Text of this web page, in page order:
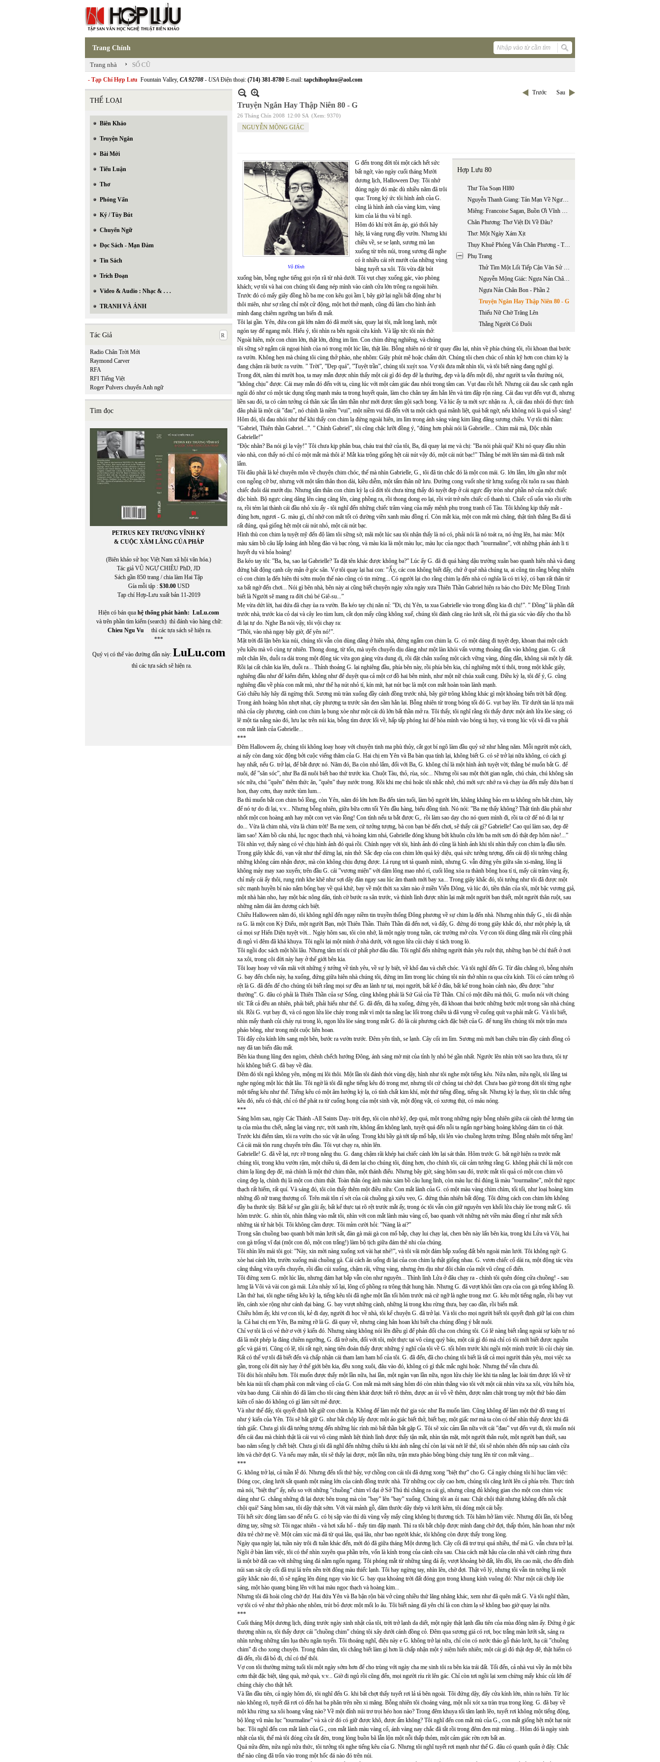
Trang Chính
Trang nhà › SỐ CŨ
- Tạp Chí Hợp Lưu Fountain Valley, CA 92708 - USAĐiện thoại: (714) 381-8780 E-mail: tapchihopluu@aol.com
THỂ LOẠI
Biên Khảo
Truyện Ngắn
Bài Mới
Tiểu Luận
Thơ
Phỏng Vấn
Ký / Tùy Bút
Chuyển Ngữ
Đọc Sách - Mạn Đàm
Tin Sách
Trích Đoạn
Video & Audio : Nhạc & . . .
TRANH VÀ ẢNH
Tác Giả
Radio Chân Trời Mới
Raymond Carver
RFA
RFI Tiếng Việt
Roger Pulvers chuyển Anh ngữ
Tìm đọc
PETRUS KEY TRƯƠNG VĨNH KÝ
& CUỘC XÂM LĂNG CỦA PHÁP
(Biên khảo sử học Việt Nam xã hội văn hóa.)
Tác giả VŨ NGỰ CHIÊU PhD, JD
Sách gần 850 trang / chia làm Hai Tập
Gía mỗi tập : $30.00USD
Tạp chí Hợp-Lưu xuất bản 11-2019
Hiện có bán qua hệ thống phát hành: LuLu.com
và trên phần tìm kiếm (search) thì đánh vào hàng chữ:
Chieu Ngu Vu thì các tựa sách sẽ hiện ra.
***
Quý vị có thể vào đường dẫn này: LuLu.com
thì các tựa sách sẽ hiện ra.
Trước Sau
Truyện Ngắn Hay Thập Niên 80 - G
26 Tháng Chín 2008 12:00 SA (Xem: 9370)
NGUYỄN MỘNG GIÁC
Hợp Lưu 80
Thư Tòa Soạn Hl80
Nguyễn Thanh Giang: Tản Mạn Về Người Viết Tiến Quân Ca
Miêng: Francoise Sagan, Buồn Ơi Vĩnh Biệt
Chân Phương: Thơ Việt Đi Về Đâu?
Thơ: Một Ngày Xám Xịt
Thụy Khuê Phỏng Vấn Chân Phương - Tình Hình Thơ Ca Việt Nam Hôm Nay
Phụ Trang
Thử Tìm Một Lối Tiếp Cận Văn Sử Học Về Hai Mươi Nhăm Năm Văn Học Việt Nam Hải Ngoại 1975 - 2000
Nguyễn Mộng Giác: Ngựa Nản Chân Bon - Phần 1
Ngựa Nản Chân Bon - Phần 2
Truyện Ngắn Hay Thập Niên 80 - G
Thiếu Nữ Chờ Trăng Lên
Thằng Người Có Đuôi
Võ Đình
G đến trong đời tôi một cách hết sức
bất ngờ, vào ngày cuối tháng Mười
dương lịch, Halloween Day. Tôi nhớ
đúng ngày đó mặc dù nhiều năm đã trôi
qua: Trong ký ức tôi hình ảnh của G.
cũng là hình ảnh của vàng kim, vàng
kim của lá thu và bí ngô.
Hôm đó khí trời ấm áp, gió thổi hây
hây, lá vàng rụng đầy vườn. Nhưng khi
chiều về, se se lạnh, sương mù lan
xuống từ trên núi, trong sương đã nghe
có ít nhiều cái rét mướt của những vùng
băng tuyết xa xôi. Tôi vừa đặt bút
xuống bàn, bỗng nghe tiếng gọi rộn rã từ nhà dưới. Tôi vụt chạy xuống gác, vào phòng
khách; vợ tôi và hai con chúng tôi đang nép mình vào cánh cửa lớn trông ra ngoài hiên.
Trước đó có mấy giây đồng hồ ba mẹ con kêu gọi ầm ĩ, bây giờ lại ngồi bất động như bị
thôi miên, như sợ rằng chỉ một cử động, một hơi thở mạnh, cũng đủ làm cho hình ảnh
mình đang chiêm ngưỡng tan biến đi mất.
Tôi lại gần. Yên, đứa con gái lớn năm đó đã mười sáu, quay lại tôi, mắt long lanh, một
ngón tay để ngang môi. Hiểu ý, tôi nhìn ra bên ngoài cửa kính. Và lập tức tôi nín thở:
Ngoài hiên, một con chim lớn, thật lớn, đứng im lìm. Con chim đứng nghiêng, và chúng
tôi sững sờ ngắm cái ngoại hình của nó trong một lúc lâu, thật lâu. Bỗng nhiên nó từ từ quay đầu lại, nhìn về phía chúng tôi, rồi khoan thai bước
ra vườn. Không hẹn mà chúng tôi cùng thở phào, nhẹ nhõm: Giây phút mê hoặc chấm dứt. Chúng tôi chen chúc cố nhìn kỹ hơn con chim kỳ lạ
đang chậm rãi bước ra vườn. ” Trời”, ”Đẹp quá”, ”Tuyệt trần”, chúng tôi xuýt xoa. Vợ tôi đưa mắt nhìn tôi, và tôi biết nàng đang nghĩ gì.
Trong đời, năm thì mười họa, ta may mắn được nhìn thấy một cái gì đó đẹp đẽ lạ thường, đẹp và lạ đến một độ, như người ta vẫn thường nói,
”không chịu” được. Cái may mắn đó đến với ta, cùng lúc với một cảm giác đau nhói trong tâm can. Vụt đau rồi hết. Nhưng cái đau sắc cạnh ngắn
ngủi đó như có một tác dụng tống mạnh máu ta trong huyết quản, làm cho chân tay ấm hẳn lên và tim đập rộn ràng. Cái đau vụt đến vụt đi, nhưng
liền sau đó, ta có cảm tưởng cả thân xác lẫn tâm thần như mới được tắm gội sạch bong. Và lúc ấy ta mới sực nhận ra. À, cái đau nhói đó thực tình
đâu phải là một cái ”đau”, nó chính là niềm ”vui”, một niềm vui đã đến với ta một cách quá mãnh liệt, quá bất ngờ, nếu không nói là quá sỗ sàng!
Hôm đó, tôi đau nhói như thế khi thấy con chim lạ đứng ngoài hiên, im lìm trong ánh sáng vàng kim lãng đãng sương chiều. Vợ tôi thì thầm:
”Gabriel, Thiên thần Gabriel...”. ” Chính Gabriel”, tôi cũng chặc lưỡi đồng ý, “đúng hơn phải nói là Gabrielle... Chim mái mà, Độc nhãn
Gabrielle!”
“Độc nhãn? Ba nói gì lạ vậy!” Tôi chưa kịp phân bua, cháu trai thứ của tôi, Ba, đã quay lại mẹ và chị: ”Ba nói phải quá! Khi nó quay đầu nhìn
vào nhà, con thấy nó chỉ có một mắt mà thôi à! Mắt kia trông giống hệt cái nút vậy đó, một cái nút bạc!” Thằng bé mới lên tám mà đã tinh mắt
lắm.
Tôi đâu phải là kẻ chuyên môn về chuyện chim chóc, thế mà nhìn Gabrielle, G., tôi đã tin chắc đó là một con mái. G. lớn lắm, lớn gần như một
con ngỗng cỡ bự, nhưng với một tấm thân thon dài, kiều diễm, một tấm thân nữ lưu. Đường cong vuốt nhẹ từ lưng xuống rồi tuôn ra sau thành
chiếc đuôi dài mướt dịu. Nhưng tấm thân con chim kỳ lạ cả đời tôi chưa từng thấy đó tuyệt đẹp ở cái ngực đầy tròn như phần nở của một chiếc
độc bình. Bộ ngực càng dâng lên càng căng lên, càng phồng ra, rồi thong dong eo lại, rồi vút trở nên chiếc cổ thanh tú. Chiếc cổ uốn vào rồi ưỡn
ra, rồi tém lại thành cái đầu nhỏ xíu ấy - tôi nghĩ đến những chiếc trâm vàng của mấy mệnh phụ trong tranh cổ Tàu. Tôi không kịp thấy mắt -
đúng hơn, ngươi - G. màu gì, chỉ nhớ con mắt tốt có đường viền xanh màu đồng rỉ. Còn mắt kia, một con mắt mù chăng, thật tình thằng Ba đã tả
rất đúng, quả giống hệt một cái nút nhỏ, một cái nút bạc.
Hình thù con chim lạ tuyệt mỹ đến độ làm tôi sững sờ, mãi một lúc sau tôi nhận thấy là nó có, phải nói là nó toát ra, nó ửng lên, hai màu: Một
màu xám bồ câu lấp loáng ánh hồng đào và bạc ròng, và màu kia là một màu lục, màu lục của ngọc thạch ”tourmaline”, với những phản ánh li ti
huyết dụ và hỏa hoàng!
Ba kéo tay tôi: ”Ba, ba, sao lại Gabrielle? Ta đặt tên khác được không ba?” Lúc ấy G. đã đi quá hàng dậu trường xuân bao quanh hiên nhà và đang
đứng bất động cạnh cây mận ở góc sân. Vợ tôi quay lại hai con: ”Ấy, các con không biết đấy, chứ ở quê nhà chúng ta, ai cũng tin rằng bỗng nhiên
có con chim lạ đến hiên thì sớm muộn thế nào cũng có tin mừng... Có người lại cho rằng chim lạ đến nhà có nghĩa là có tri kỷ, có bạn rất thân từ
xa bất ngờ đến chơi... Nói gì bên nhà, bên này ai cũng biết chuyện ngày xửa ngày xưa Thiên Thần Gabriel hiện ra báo cho Đức Mẹ Đồng Trinh
biết là Người sẽ mang ra đời chú bé Giê-su...”
Mẹ vừa dứt lời, hai đứa đã chạy ùa ra vườn. Ba kéo tay chị năn nỉ: ”Đi, chị Yên, ta xua Gabrielle vào trong đồng kia đi chị!”. ” Đồng” là phần đất
trước nhà, trước kia cỏ dại và cây leo tùm lum, cắt dọn mấy cũng không xuể, chúng tôi đành căng rào lưới sắt, rồi thả gia súc vào đấy cho tha hồ
đi lại tự do. Nghe Ba nói vậy, tôi vội chạy ra:
“Thôi, vào nhà ngay bây giờ, để yên nó!”.
Mặt trời đã lặn bên kia núi, chúng tôi vẫn còn dùng dằng ở hiên nhà, đứng ngắm con chim lạ. G. có một dáng đi tuyệt đẹp, khoan thai một cách
yêu kiều mà vô cùng tự nhiên. Thong dong, từ tốn, mà uyển chuyển dịu dàng như một làn khói vấn vương thoảng dần vào không gian. G. cất
một chân lên, duỗi ra dài trong một động tác vừa gọn gàng vừa dung dị, rồi đặt chân xuống một cách vững vàng, đúng đắn, không sái một ly đất.
Rồi lại cất chân kia lên, duỗi ra... Thỉnh thoảng G. lại nghiêng đầu, phía bên này, rồi phía bên kia, chỉ nghiêng một tí thôi, trong một khắc giây,
nghiêng đầu như để kiểm điểm, không như để duyệt qua cả một cơ đồ hai bên mình, như một nữ chúa xuất cung. Điều kỳ lạ, tôi để ý, G. cũng
nghiêng đầu về phía con mắt mù, như thể hạ nút nhỏ tí, kín mít, hạt nút bạc là một con mắt hoàn toàn lành mạnh.
Gió chiều hây hây đã ngừng thổi. Sương mù tràn xuống đầy cánh đồng trước nhà, bây giờ trông không khác gì một khoảng biển trời bất động.
Trong ánh hoàng hôn nhợt nhạt, cây phượng ta trước sân đen sầm hẳn lại. Bỗng nhiên từ trong bóng tối đó G. vụt bay lên. Từ dưới tàn lá tựa mái
nhà của cây phượng, cánh con chim lạ bung xòe như một cái dù lớn bất thần mở ra. Tôi thấy, tôi nghĩ rằng tôi thấy được một ánh lửa lòe sáng; có
lẽ một tia nắng nào đó, lưu lạc trên núi kia, bỗng tìm được lối về, hấp tấp phóng lui để hòa mình vào bóng tà huy, và trong lúc vội vã đã va phải
con mắt lành của Gabrielle...
***
Đêm Halloween ấy, chúng tôi không loay hoay với chuyện tinh ma phù thủy, cắt gọt bí ngô làm đầu quỷ sứ như hằng năm. Mỗi người một cách,
ai nấy còn đang xúc động bởi cuộc viếng thăm của G. Hai chị em Yên và Ba bàn qua tính lại, không biết G. có sẽ trở lại nữa không, có cách gì
hay nhất, nếu G. trở lại, để bắt được nó. Năm đó, Ba còn nhỏ lắm, đối với Ba, G. không chỉ là một hình ảnh tuyệt vời; thằng bé muốn bắt G. để
nuôi, để ”săn sóc”, như Ba đã nuôi biết bao thứ trước kia. Chuột Tàu, thỏ, rùa, sóc... Nhưng rồi sau một thời gian ngắn, chú chán, chú không săn
sóc nữa, chú ”quên” thêm thức ăn, ”quên” thay nước trong. Rồi khi mẹ chú hoặc tôi nhắc nhở, chú mới sực nhớ ra và chạy ùa đến mấy đứa bạn tí
hon, thay cơm, thay nước tùm lum...
Ba thì muốn bắt con chim bỏ lồng, còn Yên, năm đó lớn hơn Ba đến tám tuổi, làm bộ người lớn, khăng khăng bảo em ta không nên bắt chim, hãy
để nó tự do đi lại, v.v... Nhưng bỗng nhiên, giữa bữa cơm tối Yên đầu hàng, biểu đồng tình. Nó nói: ”Ba mẹ thấy không? Thật tình đâu phải như
nhốt một con hoàng anh hay một con vẹt vào lồng! Con tính nếu ta bắt được G,. rồi làm sao dạy cho nó quen mình đi, rồi ta cứ để nó đi lại tự
do... Vừa là chim nhà, vừa là chim trời! Ba mẹ xem, cứ tưởng tượng, bà con bạn bè đến chơi, sẽ thấy cái gì? Gabrielle! Cao quí làm sao, đẹp đẽ
làm sao! Xám bồ câu nhá, lục ngọc thạch nhá, và hoàng kim nhá, Gabrielle đóng khung bởi khuôn cửa lớn ba mới sơn đỏ thật đẹp hôm nào!...”
Tôi nhìn vợ, thấy nàng có vẻ chịu hình ảnh đó quá rồi. Chính ngay với tôi, hình ảnh đó cũng là hình ảnh khi tôi nhìn thấy con chim lạ đầu tiên.
Trong giây khắc đó, vạn vật như thể dừng lại, nín thở. Sắc đẹp của con chim lớn quá kỳ diệu, quá sức tưởng tượng, đến cái độ tôi tưởng chẳng
những không cảm nhận được, mà còn không chịu đựng được. Lá rụng tơi tả quanh mình, nhưng G. vẫn đứng yên giữa sân xi-măng, lông lá
không mảy may xao xuyến; trên đầu G. cái ”vương miện” với dăm lông mao nhỏ rí, cuối lông xòa ra thành bông hoa tí ti, mấy cái trâm vàng ấy,
chỉ mấy cái ấy thôi, rung rinh khe khẽ như sợi dây đàn ngay sau lúc âm thanh mới bay xa... Trong giây khắc đó, tôi tưởng như tôi đã được một
sức mạnh huyền bí nào nắm bổng bay về quá khứ, bay về một thời xa xăm nào ở miền Viễn Đông, và lúc đó, tiền thân của tôi, một bậc vương giả,
một nhà hàn nho, hay một bác nông dân, tình cờ bước ra sân trước, và thình lình được nhìn lại mặt một người bạn thiết, một người thân ruột, sau
những năm dài âm dương cách biệt.
Chiều Halloween năm đó, tôi không nghĩ đến ngay niềm tin truyền thống Đông phương về sự chim lạ đến nhà. Nhưng nhìn thấy G., tôi đã nhận
ra G. là một con Kỳ Điểu, một người Bạn, một Thiên Thần. Thiên Thần đã đến nơi, và đấy, G. đứng đó trong giây khắc đó, như một phép lạ, tất
cả mọi sự Hiển Diện tuyệt vời... Ngày hôm sau, tôi còn nhớ, là một ngày trong tuần, các trường mở cửa. Vợ con tôi dùng dằng mãi rồi cũng phải
đi ngủ vì đêm đã khá khuya. Tôi ngồi lại một mình ở nhà dưới, với ngọn lửa củi cháy tí tách trong lò.
Tôi ngồi đọc sách một hồi lâu. Nhưng tâm trí tôi cứ phất phơ đâu đâu. Tôi nghĩ đến những người thân yêu ruột thịt, những bạn bè chí thiết ở nơi
xa xôi, trong cõi đời này hay ở thế giới bên kia.
Tôi loay hoay vớ vẩn mãi với những ý tưởng về tình yêu, về sự ly biệt, về khổ đau và chết chóc. Và tôi nghĩ đến G. Từ đâu chẳng rõ, bỗng nhiên
G. bay đến chốn này, hạ xuống, đứng giữa hiên nhà chúng tôi, đứng im lìm trong lúc chúng tôi nín thở nhìn ra qua cửa kính. Tôi có cảm tưởng rõ
rệt là G. đã đến để cho chúng tôi biết rằng mọi sự đều an lành tự tại, mọi người, bất kể ở đâu, bất kể trong hoàn cảnh nào, đều được ”như
thường”. G. đâu có phải là Thiên Thần của sự Sống, cũng không phải là Sứ Giả của Tử Thần. Chỉ có một điều mà thôi, G. muốn nói với chúng
tôi: Tất cả đều an nhiên, phải biết, phải hiểu như thế. G. đã đến, đã hạ xuống, đứng yên, đã khoan thai bước những bước một trong sân nhà chúng
tôi. Rồi G. vụt bay đi, và có ngọn lửa lòe cháy trong mắt vì một tia nắng lạc lối trong chiều tà đã vụng về cuống quít va phải mắt G. Và tôi biết,
nhìn mấy thanh củi cháy rụi trong lò, ngọn lửa lòe sáng trong mắt G. đó là cái phương cách đặc biệt của G. để tung lên chúng tôi một trận mưa
pháo bông, như trong một cuộc liên hoan.
Tôi đẩy cửa kính lớn sang một bên, bước ra vườn trước. Đêm yên tĩnh, se lạnh. Cây cối im lìm. Sương mù mới ban chiều tràn đầy cánh đồng cỏ
nay đã tan biến đâu mất.
Bên kia thung lũng đen ngòm, chênh chếch hướng Đông, ánh sáng mờ mịt của tỉnh lỵ nhỏ bé gần nhất. Ngước lên nhìn trời sao lưa thưa, tôi tự
hỏi không biết G. đã bay về đâu.
Đêm đó tôi ngủ không yên, mộng mị lôi thôi. Một lần tôi đánh thót vùng dậy, hình như tôi nghe một tiếng kêu. Nửa nằm, nửa ngồi, tôi lắng tai
nghe ngóng một lúc thật lâu. Tôi ngờ là tôi đã nghe tiếng kêu đó trong mơ, nhưng tôi cứ chỏng tai chờ đợi. Chưa bao giờ trong đời tôi từng nghe
một tiếng kêu như thế. Tiếng kêu có một âm hưởng kỳ lạ, có tính chất kim khí, một thứ tiếng đồng, tiếng sắt. Nhưng kỳ lạ thay, tôi tin chắc tiếng
kêu đó, nếu có thật, chỉ có thể phát ra từ cuống họng của một sinh vật, một động vật, có xương thịt, có máu nóng.
***
Sáng hôm sau, ngày Các Thánh -All Saints Day- trời đẹp, tôi còn nhớ kỹ, đẹp quá, một trong những ngày bỗng nhiên giữa cái cảnh thê lương tàn
tạ của mùa thu chết, nắng lại vàng rực, trời xanh rờn, không ấm không lạnh, tuyệt quá đến nỗi ta ngẩn ngơ bàng hoàng không dám tin có thật.
Trước khi điểm tâm, tôi ra vườn cho súc vật ăn uống. Trong khi bầy gà tới tấp mổ bắp, tôi lẻn vào chuồng lượm trứng. Bỗng nhiên một tiếng ầm!
Cả cái mái tôn rung chuyển trên đầu. Tôi vụt chạy ra, nhìn lên.
Gabrielle! G. đã về lại, rực rỡ trong nắng thu. G. đang chậm rãi khép hai chiếc cánh lớn lại sát thân. Hôm trước G. bất ngờ hiện ra trước mắt
chúng tôi, trong khu vườn rậm, một chiều tà, đã đem lại cho chúng tôi, đúng hơn, cho chính tôi, cái cảm tưởng rằng G. không phải chỉ là một con
chim lạ lùng đẹp đẽ, mà chính là một thứ chim thần, một thánh điểu. Nhưng bây giờ, sáng hôm sau đó, trước mắt tôi quả có một con chim vô
cùng đẹp lạ, chính thị là một con chim thật. Toàn thân óng ánh màu xám bồ câu lung linh, còn màu lục thì đúng là màu ”tourmaline”, một thứ ngọc
thạch rất hiếm, rất quí. Và sáng đó, tôi còn thấy thêm một điều nữa: Con mắt lành của G. có một màu vàng chìm chìm, tối tối, như loại hoàng kim
những đồ nữ trang thượng cổ. Trên mái tôn rỉ sét của cái chuồng gà xiêu vẹo, G. đứng thản nhiên bất động. Tôi đứng cách con chim lớn không
đầy ba thước tây. Bất kể sự gần gũi ấy, bất kể thực tại rõ rệt trước mắt ấy, trong óc tôi vẫn còn giữ nguyên vẹn khối lửa cháy lòe trong mắt G. tối
hôm trước. G. nhìn tôi, nhìn thẳng vào mắt tôi, nhìn với con mắt lành màu vàng cổ, bao quanh với những nét viền màu đồng rỉ như mắt xếch
những tài tử hát bội. Tôi không cầm được. Tôi mỉm cười hỏi: ”Nàng là ai?”
Trong sân chuồng bao quanh bởi màn lưới sắt, đàn gà mái gà con mổ bắp, chạy lui chạy lại, chen bên này lấn bên kia, trong khi Lửa và Vôi, hai
con gà trống vĩ đại (một con đỏ, một con trắng!) làm bộ tịch giữa đám thê nhi của chúng.
Tôi nhìn lên mái tôi gọi: ”Này, xin mời nàng xuống xơi vài hạt nhé!”, và tôi vãi một đám bắp xuống đất bên ngoài màn lưới. Tôi không ngờ: G.
xòe hai cánh lớn, trườn xuống mái chuồng gà. Cái cách ăn uống đi lại của con chim lạ thật giống nhau. G. vươn chiếc cổ dài ra, một động tác vừa
căng thẳng vừa uyển chuyển, rồi đầu cúi xuống, chậm rãi, vững vàng, nhưng êm dịu như đôi chân của một vũ công cổ điển.
Tôi đứng xem G. một lúc lâu, nhưng đám hạt bắp vẫn còn như nguyên... Thình lình Lửa ở đâu chạy ra - chính tôi quên đóng cửa chuồng! - sau
lưng là Vôi và vài con gà mái. Lửa nhảy xổ lại, lông cổ phồng ra trông thật hung hãn. Nhưng G. đã vượt khỏi tầm cựa của con gà trống khổng lồ.
Lần thứ hai, tôi nghe tiếng kêu kỳ lạ, tiếng kêu tôi đã nghe một lần tối hôm trước mà cứ ngỡ là nghe trong mơ. G. kêu một tiếng ngắn, rồi bay vụt
lên, cánh xòe rộng như cánh đại bàng. G. bay vượt những cành, những lá trong khu rừng thưa, bay cao dần, rồi biến mất.
Chiều hôm ấy, khi vợ con tôi, kẻ đi dạy, người đi học về nhà, tôi kể chuyện G. đã trở lại. Và tôi cho mọi người biết tôi quyết định giữ lại con chim
lạ. Cả hai chị em Yên, Ba mừng rỡ là G. đã quay về, nhưng càng hân hoan khi biết cha chúng đồng ý bắt nuôi.
Chỉ vợ tôi là có vẻ thờ ơ với ý kiến đó. Nhưng nàng không nói lên điều gì để phản đối cha con chúng tôi. Có lẽ nàng biết rằng ngoài sự kiện tự nó
đã là một phép lạ đáng chiêm ngưỡng, G. đã trở nên, đối với tôi, một thực tại vô cùng quý báu, một cái gì đó mà chỉ có tôi mới biết được nguồn
gốc và giá trị. Cũng có lẽ, tôi rất ngờ, nàng tiên đoán thấy được những ý nghĩ của tôi về G. tối hôm trước khi ngồi một mình trước lò củi cháy tàn.
Rất có thể vợ tôi đã biết đến và chấp nhận cái tham lam ham hố của tôi. G. đã đến, đã cho chúng tôi biết là tất cả mọi người thân yêu, mọi việc xa
gần, trong cõi đời này hay ở thế giới bên kia, đều xong xuôi, đâu vào đó, không có gì thắc mắc nghi hoặc. Nhưng thế vẫn chưa đủ.
Tôi đòi hỏi nhiều hơn. Tôi muốn được thấy một lần nữa, hai lần, một ngàn vạn lần nữa, ngọn lửa cháy lòe khi tia nắng lạc loài tìm được lối về từ
bên kia núi tối chạm phải con mắt vàng cổ của G. Con mắt mà mới sáng hôm đó còn nhìn thẳng vào tôi với một cái nhìn vừa xa xôi, vừa hiền hòa,
vừa bao dung. Cái nhìn đó đã làm cho tôi càng thèm khát được biết rõ thêm, được an ủi vỗ về thêm, được nắm chặt trong tay một thứ bảo đảm
kiên cố nào đó không có gì làm sứt mẻ được.
Và như thế đấy, tôi quyết định bắt giữ con chim lạ. Không để làm một thứ gia súc như Ba muốn làm. Cũng không để làm một thứ đồ trang trí
như ý kiến của Yên. Tôi sẽ bắt giữ G. như bắt chộp lấy được một ảo giác biết thở, biết bay, một giấc mơ mà ta còn có thể nhìn thấy được khi đã
tỉnh giấc. Chưa gì tôi đã tưởng tượng đến những lúc rình mò bất thần bắt gặp G. Tôi sẽ xúc cảm lần nữa với cái ”đau” vụt đến vụt đi, tôi muốn nói
đến cái đau mà chính thật là cái vui vô cùng mãnh liệt thình lình được thấy tận mắt, nhìn tận mặt, một người thân ruột, một người bạn thiết, sau
bao năm sống ly chết biệt. Chưa gì tôi đã nghĩ đến những chiều tà khi ánh nắng chỉ còn lại vài nét lê thê, tôi sẽ nhón nhén đến núp sau cánh cửa
lớn và chờ đợi G. Và nếu may mắn, tôi sẽ thấy lại được, một lần nữa, trận mưa pháo bông bùng cháy tung lên từ con mắt vàng...
***
G. không trở lại, cả tuần lễ đó. Nhưng đến tối thứ bảy, vợ chồng con cái tôi đã dựng xong ”biệt thự” cho G. Cả ngày chúng tôi hì hục làm việc:
Đóng cọc, căng lưới sắt quanh một mảng lớn của cánh đồng trước nhà. Từ những cọc cây cao hơn, chúng tôi căng lưới lên cả phía trên. Thực tình
mà nói, ”biệt thự” ấy, nếu so với những ”chuồng” chim vĩ đại ở Sở Thú thì chẳng ra cái gì, nhưng cũng đủ không gian cho một con chim vóc
dáng như G. chẳng những đi lại được bên trong mà còn ”bay” lên ”bay” xuống. Chúng tôi an ủi nau: Chật chội thật nhưng không đến nỗi chật
chội quá! Sáng hôm sau, tôi dậy thật sớm. Với vài mảnh gỗ, dăm thước dây thép và lưới kẽm, tôi đóng một cái bẫy.
Tôi hết sức đóng làm sao để nếu G. có bị sập vào thì dù vùng vẫy mấy cũng không bị thương tích. Tôi hăm hở làm việc. Nhưng đôi lần, tôi bỗng
dừng tay, sững sờ. Tôi ngạc nhiên - và hơi xấu hổ - thấy tim đập mạnh. Thì ra tôi bắt chộp được mình đang chờ đợi, thấp thỏm, hân hoan như một
đứa trẻ chờ mẹ về. Một cảm xúc mà đã từ quá lâu, quá lâu, như bao người khác, tôi không còn được thấy trong lòng.
Ngày qua ngày lại, tuần này trôi đi tuần khác đến, mới đó đã giữa tháng Một dương lịch. Cây cối đã trơ trụi quá nhiều, thế mà G. vẫn chưa trở lại.
Ngồi ở bàn làm việc, tôi có thể nhìn xuyên qua phần trên, vốn là kính trong của cánh cửa sau. Chia cách mặt hậu của căn nhà với cánh rừng thưa
là một bờ đất cao với những tảng đá nằm ngổn ngang. Tôi phóng mắt từ những tảng đá ấy, vượt khoảng bờ đất, lên đồi, lên cao mãi, cho đến đỉnh
núi san sát cây cối đã trụi lá trên nền trời đông màu thiếc lạnh. Tôi hay ngừng tay, nhìn lên, chờ đợi. Thật vô lý, nhưng tôi vẫn tin tưởng là một
giây khắc nào đó, tô sẽ ngẩng lên đúng ngay vào lúc G. bay qua khoảng trời đất đóng gọn trong khung kính vuông đó: Như một cái chớp lòe
sáng, một hào quang bùng lên với hai màu ngọc thạch và hoàng kim...
Nhưng tôi đã hoài công chờ đợ. Hai đứa Yên và Ba bận rộn bài vở cùng nhiều thứ lăng nhăng khác, xem như đã quên mất G. Và tôi nghĩ thầm,
vợ tôi có vẻ như thở phào nhẹ nhõm, trút bỏ được một mối lo âu. Tôi biết nàng đã yên chí là con chim lạ sẽ không bao giờ quay lại nữa.
***
Cuối tháng Một dương lịch, đúng trước ngày sinh nhật của tôi, trời trở lạnh da diết, một ngày thật lạnh đầu tiên của mùa đông năm ấy. Đứng ở gác
thượng nhìn ra, tôi thấy được cái ”chuồng chim” chúng tôi xây dưới cánh đồng cỏ. Đêm qua sương giá có rơi, bọc trắng màn lưới sắt, sáng ra
nhìn tưởng những tấm lụa thêu ngân tuyến. Tôi thoáng nghĩ, điệu này e G. không trở lại nữa, chỉ còn có nước tháo gỗ tháo lưới, hạ cái ”chuồng
chim” đi cho xong chuyện. Trong thâm tâm, tôi chẳng biết làm gì hơn là chấp nhận một ý niệm hiển nhiên; một cái gì đó thật đẹp đẽ, thật hiếm có
đã đến, rồi đã bỏ đi, chỉ có thế thôi.
Vợ con tôi thường mừng tuổi tôi một ngày sớm hơn để cho trùng với ngày cha mẹ sinh tôi ra bên kia trái đất. Tối đến, cả nhà vui vầy ăn một bữa
cơm thật đặc biệt, tặng quà, mở quà, v.v... Giờ đi ngủ rồi cũng đến, mọi người ríu rít lên gác. Chỉ còn tơi ngồi lại xem chừng mấy khúc củi lớn để
chúng cháy cho thật hết.
Và lần đầu tiên, cả ngày hôm đó, tôi nghĩ đến G. khi bất chợt thấy tuyết rơi lả tả bên ngoài. Tôi đứng dậy, đẩy cửa kính lớn, nhìn ra hiên. Từ lúc
nào không rõ, tuyết đã rơi có đến hai ba phân trên nền xi măng. Bỗng nhiên tôi choáng váng, một nỗi xót xa tràn trụa trong lòng. G. đã bay về
một khu rừng xa xôi hoang vắng nào? Về một đỉnh núi trơ trọi héo hon nào? Trong đêm khuya tối tăm lạnh lẽo, tuyết rơi không một tiếng động,
bộ lông vũ màu lục ”tourmaline” và xà cừ đó có giữ được khô, được ấm không? Tôi nghĩ đến con mắt mù của G., con mắt giống hệt một hạt nút
bạc. Tôi nghĩ đến con mắt lành của G., con mắt lành màu vàng cổ, ánh vàng nay chắc đã tắt rồi trong đêm đen mịt mùng... Hôm đó là ngày sinh
nhật của tôi, thế mà tôi đóng cửa tắt đèn, trong lòng buồn bã lẫn lộn một nỗi thấp thỏm, một cảm giác rờn rợn bất an.
Quá nửa đêm, nửa ngủ nửa thức, tôi tưởng tôi nghe tiếng kêu của G. Nhưng tôi nghĩ tuyết rơi mạnh như thế G. đâu có quanh quẩn ở đây. Chắc
thế nào cũng đã trốn vào trong một hốc đá nào đó trên núi.